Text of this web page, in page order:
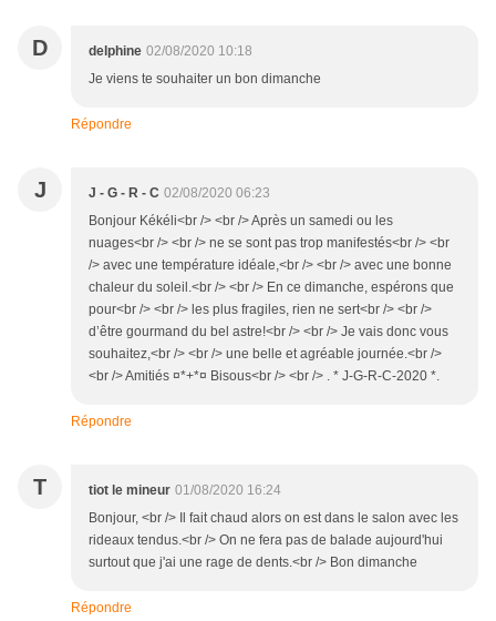
D delphine 02/08/2020 10:18
Je viens te souhaiter un bon dimanche
Répondre
J J - G - R - C 02/08/2020 06:23
Bonjour Kékéli<br /> <br /> Après un samedi ou les
nuages<br /> <br /> ne se sont pas trop manifestés<br /> <br
/> avec une température idéale,<br /> <br /> avec une bonne
chaleur du soleil.<br /> <br /> En ce dimanche, espérons que
pour<br /> <br /> les plus fragiles, rien ne sert<br /> <br />
d’être gourmand du bel astre!<br /> <br /> Je vais donc vous
souhaitez,<br /> <br /> une belle et agréable journée.<br />
<br /> Amitiés ¤*+*¤ Bisous<br /> <br /> . * J-G-R-C-2020 *.
Répondre
T tiot le mineur 01/08/2020 16:24
Bonjour, <br /> Il fait chaud alors on est dans le salon avec les
rideaux tendus.<br /> On ne fera pas de balade aujourd'hui
surtout que j'ai une rage de dents.<br /> Bon dimanche
Répondre